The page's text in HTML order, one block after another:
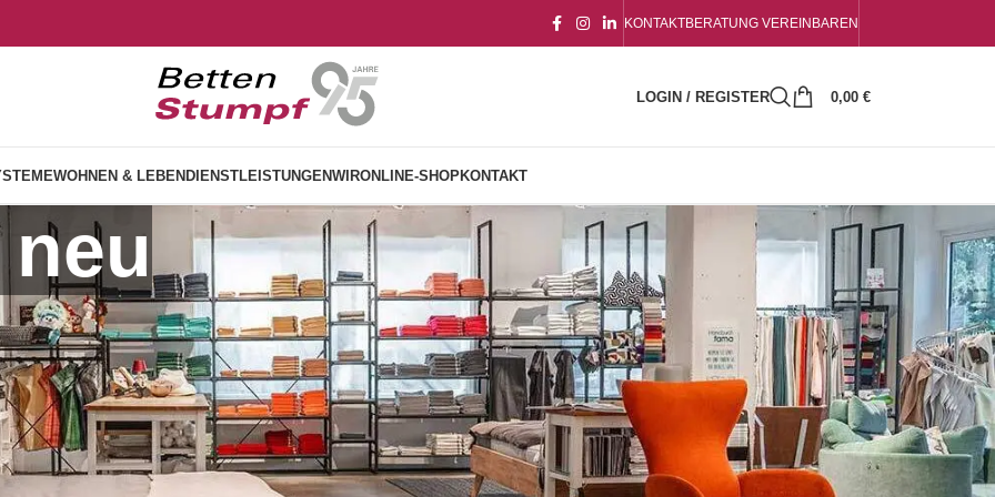
KONTAKTBERATUNG VEREINBAREN
LOGIN / REGISTER 0,00 €
WOHNEN & LEBENDIENSTLEISTUNGENWIRONLINE-SHOPKONTAKT